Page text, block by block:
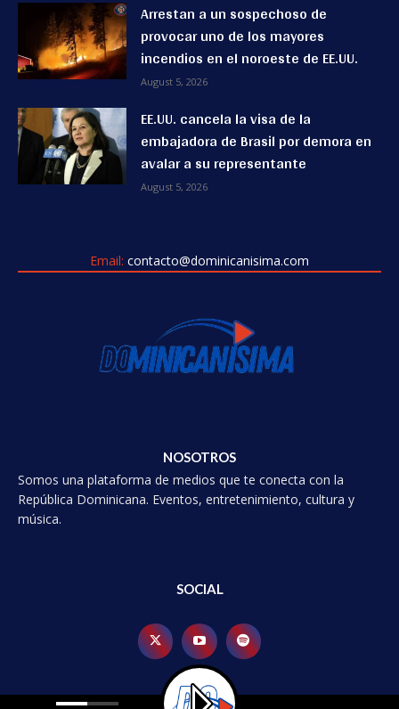
Arrestan a un sospechoso de
provocar uno de los mayores
incendios en el noroeste de EE.UU.
August 5, 2026
EE.UU. cancela la visa de la
embajadora de Brasil por demora en
avalar a su representante
August 5, 2026
Email: contacto@dominicanisima.com
NOSOTROS
Somos una plataforma de medios que te conecta con la
República Dominicana. Eventos, entretenimiento, cultura y
música.
SOCIAL